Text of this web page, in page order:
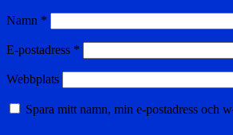
Namn *
E-postadress *
Webbplats
Spara mitt namn, min e-postadress och